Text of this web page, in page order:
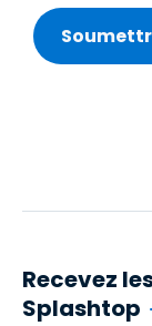
Recevez
Splashtop